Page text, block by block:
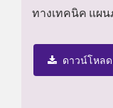
ทางเทคนิค แผ
ดาวน์โหลด